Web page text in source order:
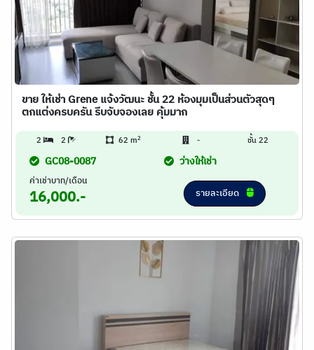
ขาย ให้เช่า Grene แจ้งวัฒนะ ชั้น 22 ห้องมุมเป็นส่วนตัวสุดๆ
ตกแต่งครบครัน รีบจับจองเลย คุ้มมาก
2 2 62 m2 - ชั้น 22
GC08-0087 ว่างให้เช่า
ค่าเช่าบาท/เดือน
16,000.- รายละเอียด